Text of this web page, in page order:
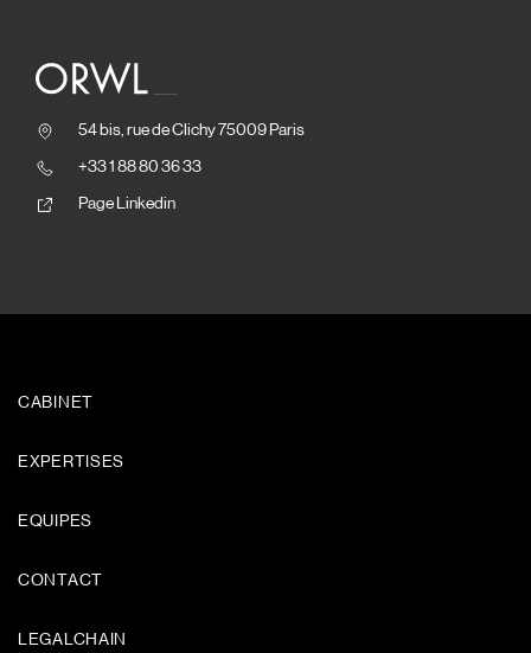
54 bis, rue de Clichy 75009 Paris
+33 1 88 80 36 33
Page Linkedin
CABINET
EXPERTISES
EQUIPES
CONTACT
LEGALCHAIN